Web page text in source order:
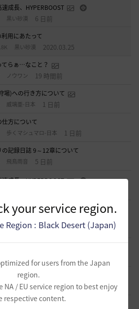
your service region.
Region : Black Desert (Japan)
for users from the Japan
region.
NA / EU service region to best enjoy
respective content.
成長、HYPERBOOST
黒い砂漠 6 日前
用にあたって
黒い砂漠 2020.03.25
てらぁ…なこと？
ノウワン 19 時間前
場)への行き方について
威璃亜-日本 1 日前
方について
歩くマシュマロ-日本 1 日前
記録日誌 9～12章について
飛鳥雨音 5 日前
成長、HYPERBOOST
ハイデル宴会スクショ【どうなる？】
名声アプデリンク追記）
セルベリア 2026.07.27
2026.07.24
着いた宝の地図の場所
倉庫の 2026.07.24
ついて